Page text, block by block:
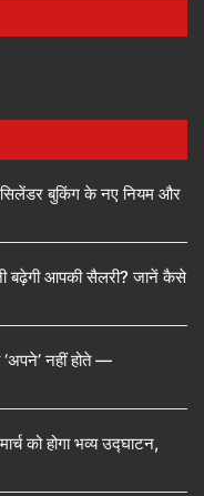
बुकिंग के नए नियम और
आपकी सैलरी? जानें कैसे
नहीं होते —
को होगा भव्य उद्घाटन,